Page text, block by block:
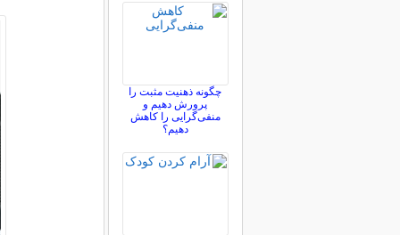
چگونه ذهنیت مثبت را
پرورش دهیم و
منفی‌گرایی را کاهش
دهیم؟